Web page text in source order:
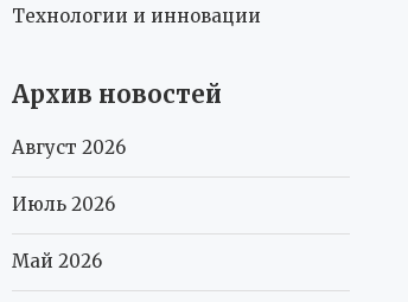
Технологии и инновации
Архив новостей
Август 2026
Июль 2026
Май 2026